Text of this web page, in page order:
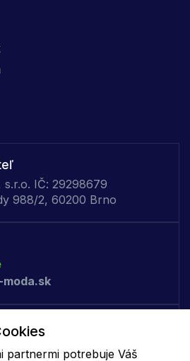
s.r.o. IČ: 29298679
988/2, 60200 Brno
partnermi potrebuje Váš